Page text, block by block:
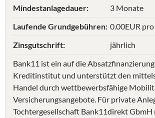
Mindestanlagedauer:
3 Monate
Laufende Grundgebühren: 0.00EUR
Zinsgutschrift:
jährlich
Bank11 ist ein auf die
Kreditinstitut und unterstützt den
Handel durch wettbewerbsfähige
Versicherungsangebote. Für private
Tochtergesellschaft Bank11direkt GbmH